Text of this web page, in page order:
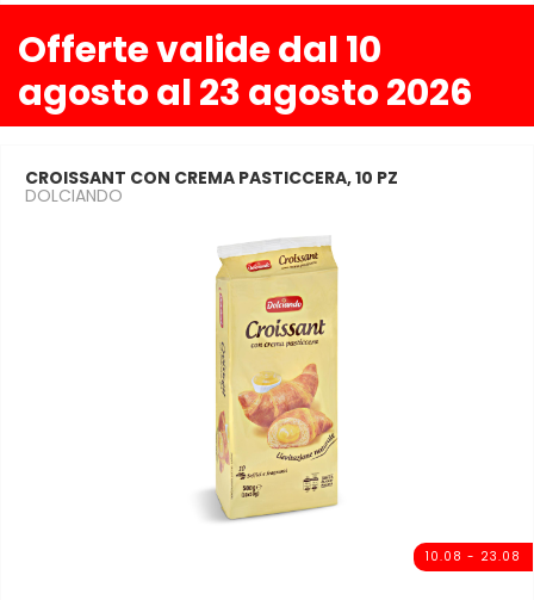
Offerte valide dal 10
agosto al 23 agosto 2026
10.08 - 23.08
CROISSANT CON CREMA PASTICCERA, 10 PZ
DOLCIANDO